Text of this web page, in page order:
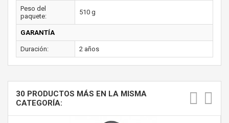
Peso del
paquete:
510 g
GARANTÍA
Duración: 2 años
30 PRODUCTOS MÁS EN LA MISMA
CATEGORÍA: